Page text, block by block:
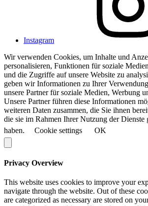
Instagram
Wir verwenden Cookies, um Inhalte und
personalisieren, Funktionen für soziale
und die Zugriffe auf unsere Website zu
geben wir Informationen zu Ihrer
unsere Partner für soziale Medien, Werbung
Unsere Partner führen diese Informationen
weiteren Daten zusammen, die Sie ihnen
die sie im Rahmen Ihrer Nutzung der Dienste
haben.
Cookie settings OK
Privacy Overview
This website uses cookies to improve your
navigate through the website. Out of these
are categorized as necessary are stored on